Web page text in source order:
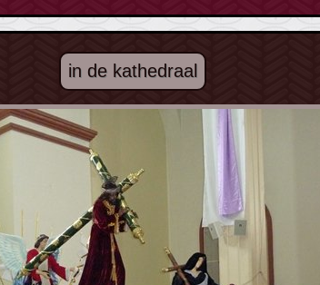
in de kathedraal